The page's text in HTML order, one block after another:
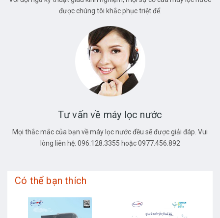
được chúng tôi khắc phục triệt để.
Tư vấn về máy lọc nước
Mọi thắc mắc của bạn về máy lọc nước đều sẽ được giải đáp. Vui
lòng liên hệ: 096.128.3355 hoặc 0977.456.892
Có thể bạn thích